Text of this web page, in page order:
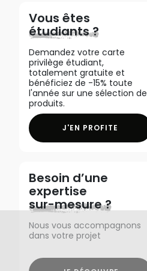
Vous êtes
étudiants ?
Demandez votre carte
privilège étudiant,
totalement gratuite et
bénéficiez de -15% toute
l'année sur une sélection de
produits.
J'EN PROFITE
Besoin d’une
expertise
sur-mesure ?
Nous vous accompagnons
dans votre projet